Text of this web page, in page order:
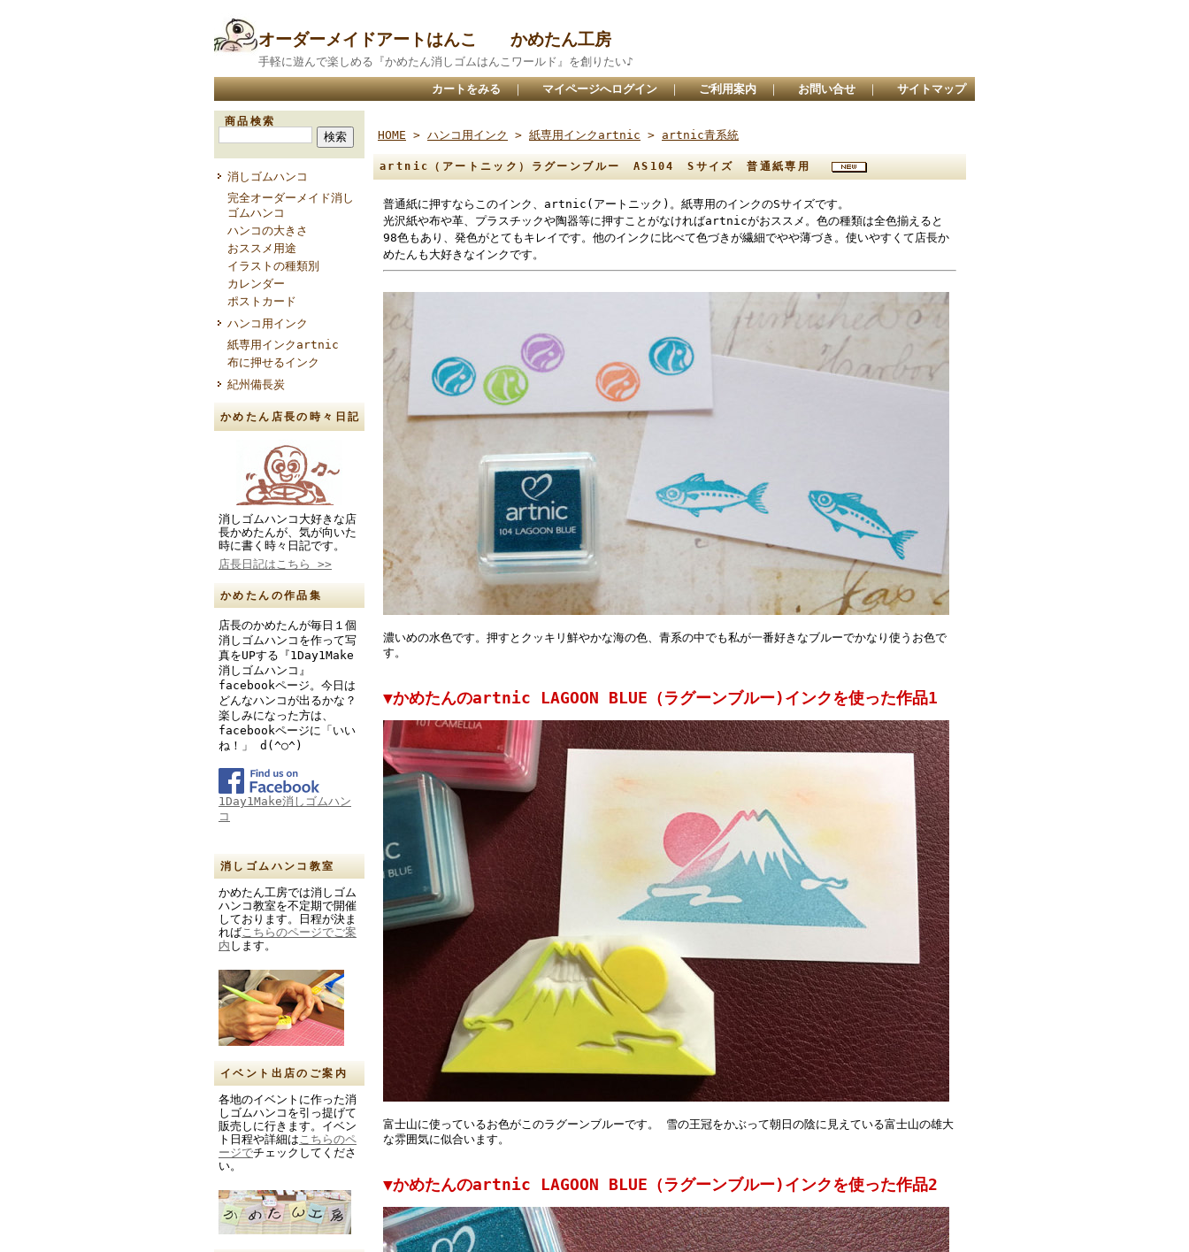
オーダーメイドアートはんこ かめたん工房
手軽に遊んで楽しめる『かめたん消しゴムはんこワールド』を創りたい♪
カートをみる ｜ マイページへログイン ｜ ご利用案内 ｜ お問い合せ ｜ サイトマップ
商品検索
消しゴムハンコ
完全オーダーメイド消し
ゴムハンコ
ハンコの大きさ
おススメ用途
イラストの種類別
カレンダー
ポストカード
ハンコ用インク
紙専用インクartnic
布に押せるインク
紀州備長炭
かめたん店長の時々日記
消しゴムハンコ大好きな店
長かめたんが、気が向いた
時に書く時々日記です。
店長日記はこちら >>
かめたんの作品集
店長のかめたんが毎日１個
消しゴムハンコを作って写
真をUPする『1Day1Make
消しゴムハンコ』
facebookページ。今日は
どんなハンコが出るかな？
楽しみになった方は、
facebookページに「いい
ね！」 d(^○^)
1Day1Make消しゴムハン
コ
消しゴムハンコ教室
かめたん工房では消しゴム
ハンコ教室を不定期で開催
しております。日程が決ま
ればこちらのページでご案
内 します。
イベント出店のご案内
各地のイベントに作った消
しゴムハンコを引っ提げて
販売しに行きます。イベン
ト日程や詳細はこちらのペ
ージでチェックしてくださ
い。
HOME > ハンコ用インク > 紙専用インクartnic > artnic青系統
artnic（アートニック）ラグーンブルー AS104 Sサイズ 普通紙専用
普通紙に押すならこのインク、artnic(アートニック)。紙専用のインクのSサイズです。
光沢紙や布や革、プラスチックや陶器等に押すことがなければartnicがおススメ。色の種類は全色揃えると
98色もあり、発色がとてもキレイです。他のインクに比べて色づきが繊細でやや薄づき。使いやすくて店長か
めたんも大好きなインクです。
濃いめの水色です。押すとクッキリ鮮やかな海の色、青系の中でも私が一番好きなブルーでかなり使うお色で
す。
▼かめたんのartnic LAGOON BLUE（ラグーンブルー)インクを使った作品1
富士山に使っているお色がこのラグーンブルーです。 雪の王冠をかぶって朝日の陰に見えている富士山の雄大
な雰囲気に似合います。
▼かめたんのartnic LAGOON BLUE（ラグーンブルー)インクを使った作品2